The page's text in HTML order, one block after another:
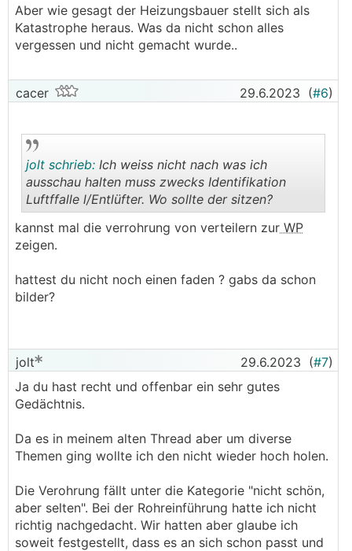
Aber wie gesagt der Heizungsbauer stellt sich als
Katastrophe heraus. Was da nicht schon alles
vergessen und nicht gemacht wurde..
cacer 29.6.2023 (#6)
..
jolt schrieb: Ich weiss nicht nach was ich
ausschau halten muss zwecks Identifikation
Luftffalle l/Entlüfter. Wo sollte der sitzen?
kannst mal die verrohrung von verteilern zur WP
zeigen.
hattest du nicht noch einen faden ? gabs da schon
bilder?
jolt 29.6.2023 (#7)
Ja du hast recht und offenbar ein sehr gutes
Gedächtnis.
Da es in meinem alten Thread aber um diverse
Themen ging wollte ich den nicht wieder hoch holen.
Die Verohrung fällt unter die Kategorie "nicht schön,
aber selten". Bei der Rohreinführung hatte ich nicht
richtig nachgedacht. Wir hatten aber glaube ich
soweit festgestellt, dass es an sich schon passt und